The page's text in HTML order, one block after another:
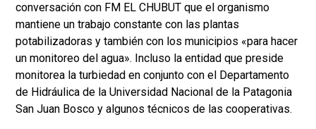
conversación con FM EL CHUBUT que el organismo
mantiene un trabajo constante con las plantas
potabilizadoras y también con los municipios «para hacer
un monitoreo del agua». Incluso la entidad que preside
monitorea la turbiedad en conjunto con el Departamento
de Hidráulica de la Universidad Nacional de la Patagonia
San Juan Bosco y algunos técnicos de las cooperativas.